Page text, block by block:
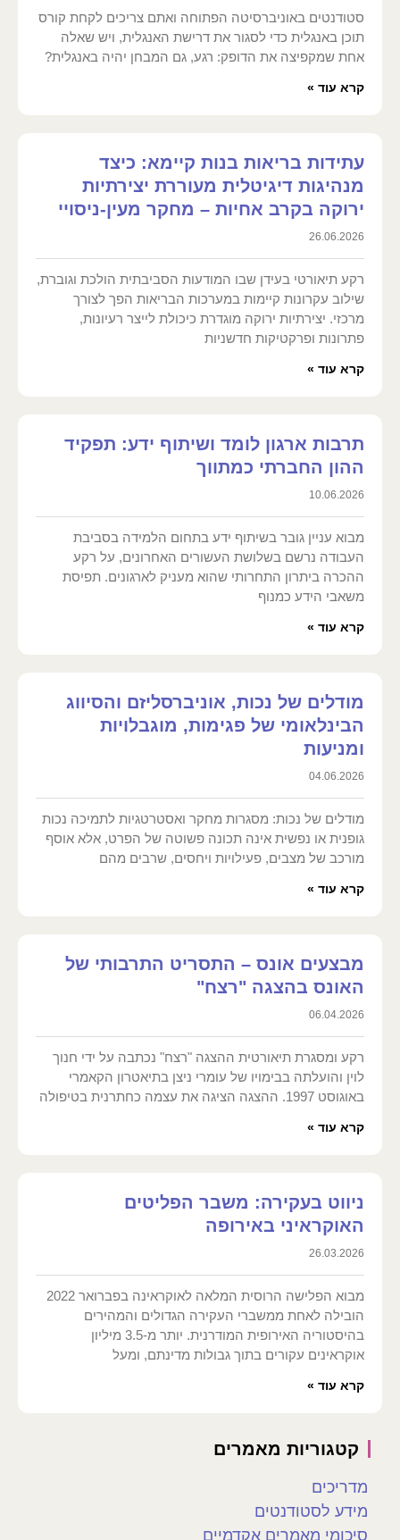
סטודנטים באוניברסיטה הפתוחה ואתם צריכים לקחת קורס
תוכן באנגלית כדי לסגור את דרישת האנגלית, ויש שאלה
אחת שמקפיצה את הדופק: רגע, גם המבחן יהיה באנגלית?
קרא עוד »
עתידות בריאות בנות קיימא: כיצד
מנהיגות דיגיטלית מעוררת יצירתיות
ירוקה בקרב אחיות – מחקר מעין-ניסויי
26.06.2026
רקע תיאורטי בעידן שבו המודעות הסביבתית הולכת וגוברת,
שילוב עקרונות קיימות במערכות הבריאות הפך לצורך
מרכזי. יצירתיות ירוקה מוגדרת כיכולת לייצר רעיונות,
פתרונות ופרקטיקות חדשניות
קרא עוד »
תרבות ארגון לומד ושיתוף ידע: תפקיד
ההון החברתי כמתווך
10.06.2026
מבוא עניין גובר בשיתוף ידע בתחום הלמידה בסביבת
העבודה נרשם בשלושת העשורים האחרונים, על רקע
ההכרה ביתרון התחרותי שהוא מעניק לארגונים. תפיסת
משאבי הידע כמנוף
קרא עוד »
מודלים של נכות, אוניברסליזם והסיווג
הבינלאומי של פגימות, מוגבלויות
ומניעות
04.06.2026
מודלים של נכות: מסגרות מחקר ואסטרטגיות לתמיכה נכות
גופנית או נפשית אינה תכונה פשוטה של הפרט, אלא אוסף
מורכב של מצבים, פעילויות ויחסים, שרבים מהם
קרא עוד »
מבצעים אונס – התסריט התרבותי של
האונס בהצגה "רצח"
06.04.2026
רקע ומסגרת תיאורטית ההצגה "רצח" נכתבה על ידי חנוך
לוין והועלתה בבימויו של עומרי ניצן בתיאטרון הקאמרי
באוגוסט 1997. ההצגה הציגה את עצמה כחתרנית בטיפולה
קרא עוד »
ניווט בעקירה: משבר הפליטים
האוקראיני באירופה
26.03.2026
מבוא הפלישה הרוסית המלאה לאוקראינה בפברואר 2022
הובילה לאחת ממשברי העקירה הגדולים והמהירים
בהיסטוריה האירופית המודרנית. יותר מ-3.5 מיליון
אוקראינים עקורים בתוך גבולות מדינתם, ומעל
קרא עוד »
קטגוריות מאמרים
מדריכים
מידע לסטודנטים
סיכומי מאמרים אקדמיים